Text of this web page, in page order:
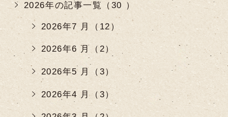
2026年の記事一覧（30 ）
2026年7 月（12）
2026年6 月（2）
2026年5 月（3）
2026年4 月（3）